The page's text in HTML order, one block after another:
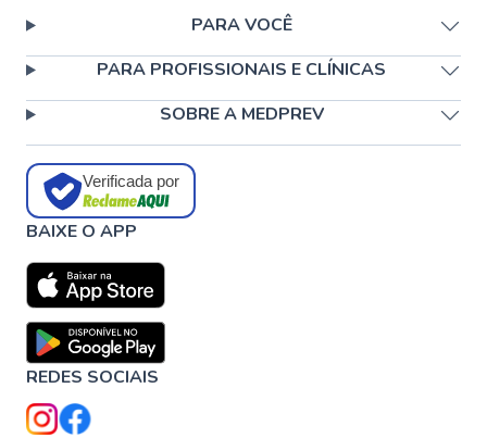
PARA VOCÊ
PARA PROFISSIONAIS E CLÍNICAS
SOBRE A MEDPREV
Verificada por
BAIXE O APP
REDES SOCIAIS